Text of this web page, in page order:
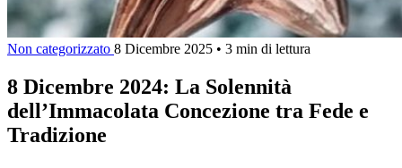
Non categorizzato 8 Dicembre 2025 • 3 min di lettura
8 Dicembre 2024: La Solennità
dell’Immacolata Concezione tra Fede e
Tradizione